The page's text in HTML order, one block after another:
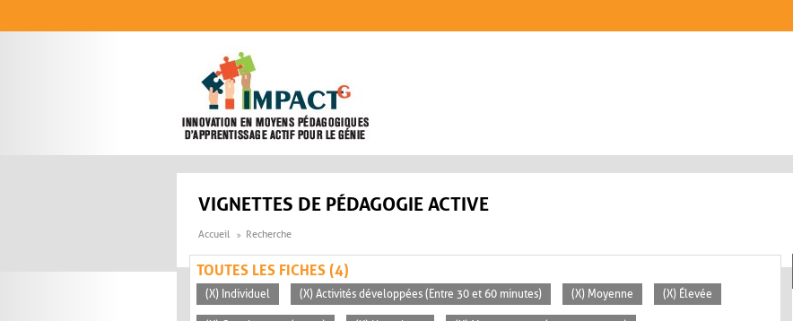
VIGNETTES DE PÉDAGOGIE ACTIVE
Accueil Recherche
TOUTES LES FICHES (4)
(X) Individuel (X) Activités développées (Entre 30 et 60 minutes) (X) Moyenne (X) Élevée